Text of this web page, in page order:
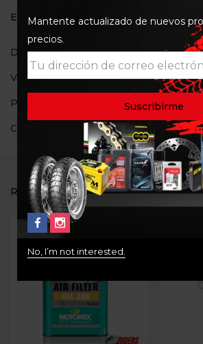
Etiquetas: 10076690,304998, Motorex
Descripción
Valoraciones (0)
Políticas de la tienda
Consultas
RELATED PRODUCTS
Mantente actualizado de nuevos
precios.
No, I’m not interested.